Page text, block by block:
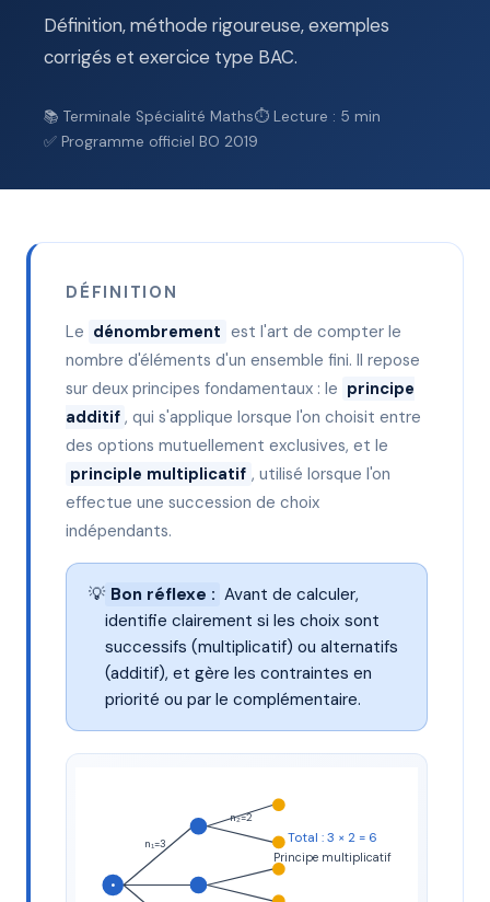
Définition, méthode rigoureuse, exemples
corrigés et exercice type BAC.
📚 Terminale Spécialité Maths⏱ Lecture : 5 min
✅ Programme officiel BO 2019
DÉFINITION
Le dénombrement est l'art de compter le
nombre d'éléments d'un ensemble fini. Il repose
sur deux principes fondamentaux : le principe
additif , qui s'applique lorsque l'on choisit entre
des options mutuellement exclusives, et le
principle multiplicatif , utilisé lorsque l'on
effectue une succession de choix
indépendants.
💡 Bon réflexe : Avant de calculer,
identifie clairement si les choix sont
successifs (multiplicatif) ou alternatifs
(additif), et gère les contraintes en
priorité ou par le complémentaire.
•
n₁=3
n₂=2
Total : 3 × 2 = 6
Principe multiplicatif